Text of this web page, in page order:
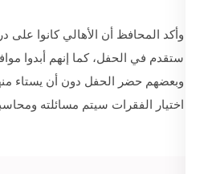
وأكد المحافظ أن الأهالي كانوا على
ستقدم في الحفل، كما إنهم أبدوا
وبعضهم حضر الحفل دون أن يستاء
اختيار الفقرات سيتم مسائلته